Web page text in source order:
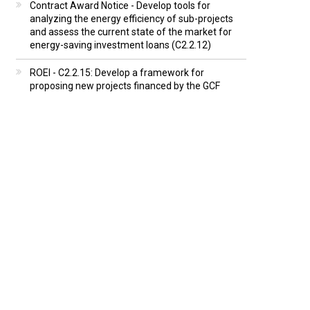
Contract Award Notice - Develop tools for
analyzing the energy efficiency of sub-projects
and assess the current state of the market for
energy-saving investment loans (C2.2.12)
ROEI - C2.2.15: Develop a framework for
proposing new projects financed by the GCF